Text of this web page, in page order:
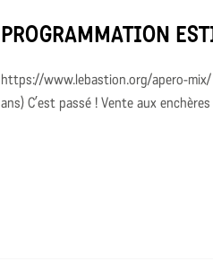
PROGRAMMATION
https://www.lebastion.org/apero-mix/
ans) C’est passé ! Vente aux